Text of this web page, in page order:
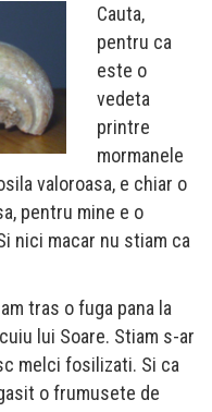
Cauta,
pentru ca
este o
vedeta
printre
mormanele
valoroasa, e chiar o
pentru mine e o
nici macar nu stiam ca
tras o fuga pana la
lui Soare. Stiam s-ar
melci fosilizati. Si ca
o frumusete de